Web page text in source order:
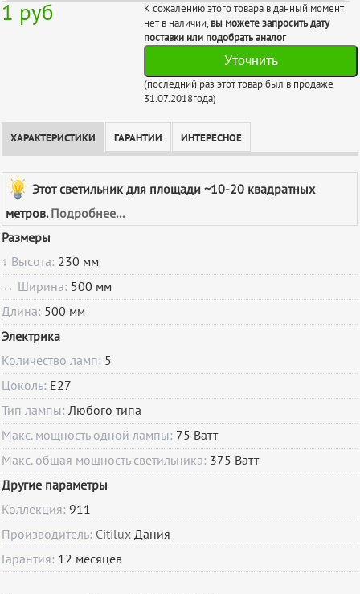
1 руб
К сожалению этого товара в данный момент
нет в наличии,вы можете запросить дату
поставки или подобрать аналог
Уточнить
(последний раз этот товар был в продаже
31.07.2018года)
ХАРАКТЕРИСТИКИ ГАРАНТИИ ИНТЕРЕСНОЕ
Этот светильник для площади ~10-20 квадратных
метров. Подробнее...
Размеры
↕ Высота: 230 мм
↔ Ширина: 500 мм
Длина: 500 мм
Электрика
Количество ламп: 5
Цоколь: E27
Тип лампы:Любого типа
Макс. мощность одной лампы: 75 Ватт
Макс. общая мощность светильника: 375 Ватт
Другие параметры
Коллекция:911
Производитель: Citilux Дания
Гарантия: 12 месяцев